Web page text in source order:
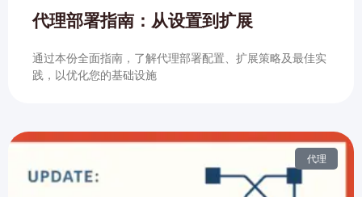
代理部署指南：从设置到扩展
通过本份全面指南，了解代理部署配置、扩展策略及最佳实
践，以优化您的基础设施
代理